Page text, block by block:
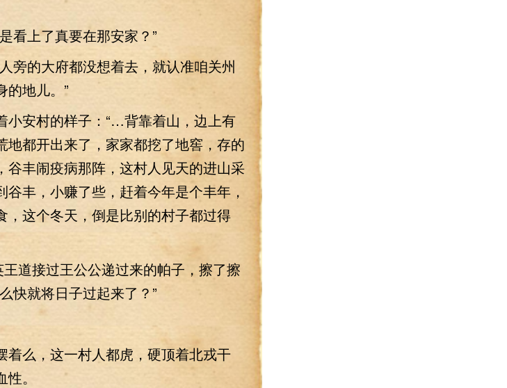
上了真要在那安家？”
的大府都没想着去，就认准咱关州
的地儿。”
安村的样子：“…背靠着山，边上有
地都开出来了，家家都挖了地窖，存的
谷丰闹疫病那阵，这村人见天的进山采
丰，小赚了些，赶着今年是个丰年，
，这个冬天，倒是比别的村子都过得
接过王公公递过来的帕子，擦了擦
快就将日子过起来了？”
么，这一村人都虎，硬顶着北戎干
。